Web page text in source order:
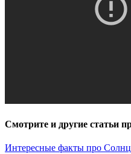
Смотрите и другие статьи
Интересные факты про